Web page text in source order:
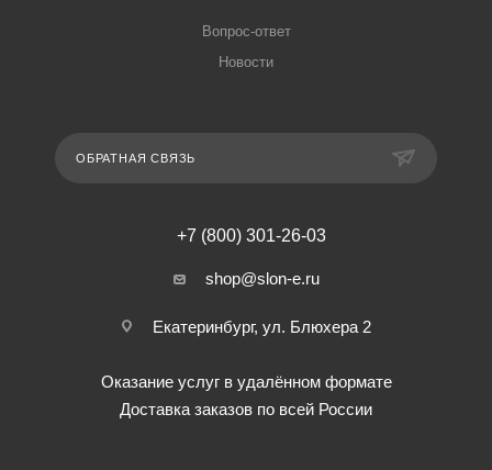
Вопрос-ответ
Новости
ОБРАТНАЯ СВЯЗЬ
+7 (800) 301-26-03
shop@slon-e.ru
Екатеринбург, ул. Блюхера 2
Оказание услуг в удалённом формате
Доставка заказов по всей России